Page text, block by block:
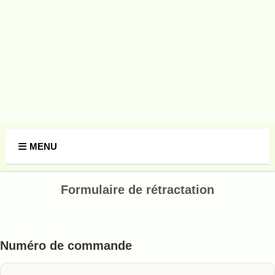
MENU
Formulaire de rétractation
Numéro de commande